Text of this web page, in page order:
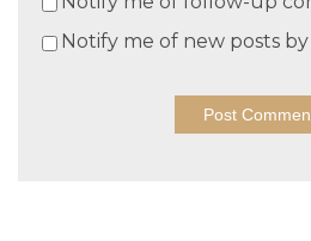
Notify me of new posts by